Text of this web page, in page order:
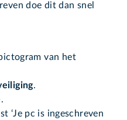
doe dit dan snel
van het
.
.
‘Je pc is ingeschreven